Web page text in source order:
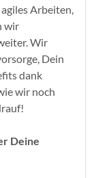
Arbeiten,
wir
Wir
Dein
dank
wir noch
Deine